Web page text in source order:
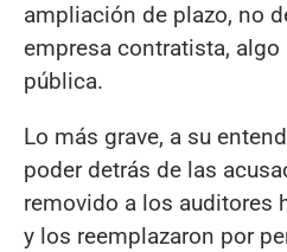
ampliación de plazo, no
empresa contratista,
pública.
Lo más grave, a su
poder detrás de las
removido a los auditores
y los reemplazaron por